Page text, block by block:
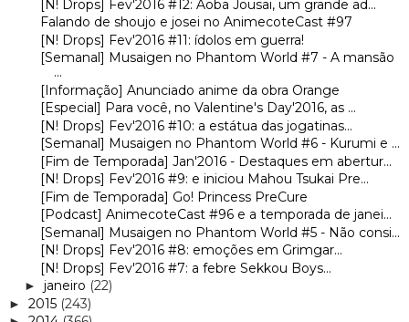
[N! Drops] Fev'2016 #12: Aoba Jousai, um grande ad...
Falando de shoujo e josei no AnimecoteCast #97
[N! Drops] Fev'2016 #11: ídolos em guerra!
[Semanal] Musaigen no Phantom World #7 - A mansão
...
[Informação] Anunciado anime da obra Orange
[Especial] Para você, no Valentine's Day'2016, as ...
[N! Drops] Fev'2016 #10: a estátua das jogatinas...
[Semanal] Musaigen no Phantom World #6 - Kurumi e ...
[Fim de Temporada] Jan'2016 - Destaques em abertur...
[N! Drops] Fev'2016 #9: e iniciou Mahou Tsukai Pre...
[Fim de Temporada] Go! Princess PreCure
[Podcast] AnimecoteCast #96 e a temporada de janei...
[Semanal] Musaigen no Phantom World #5 - Não consi...
[N! Drops] Fev'2016 #8: emoções em Grimgar...
[N! Drops] Fev'2016 #7: a febre Sekkou Boys...
► janeiro (22)
► 2015 (243)